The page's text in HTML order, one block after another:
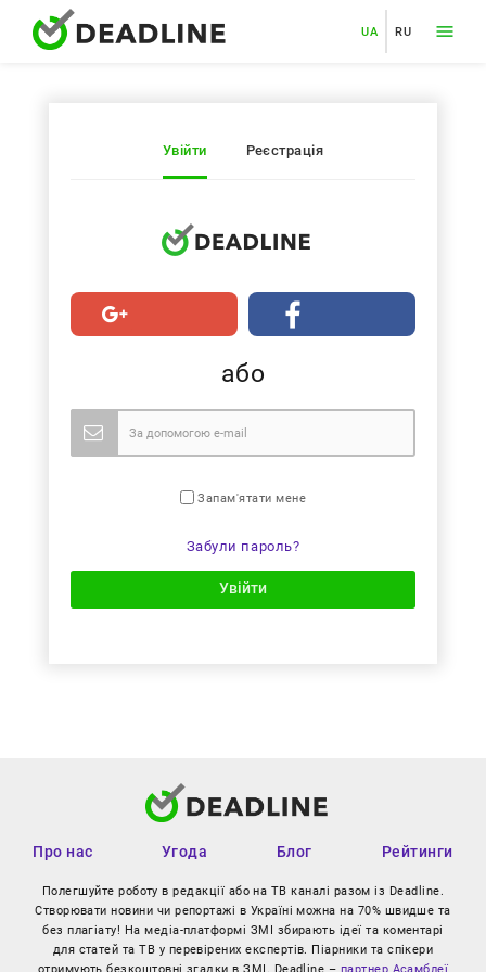
UA RU
Увійти Реєстрація
або
Запам'ятати мене
Забули пароль?
Увійти
Про нас Угода Блог Рейтинги
Полегшуйте роботу в редакції або на ТВ каналі разом із Deadline.
Створювати новини чи репортажі в Україні можна на 70% швидше та
без плагіату! На медіа-платформі ЗМІ збирають ідеї та коментарі
для статей та ТВ у перевірених експертів. Піарники та спікери